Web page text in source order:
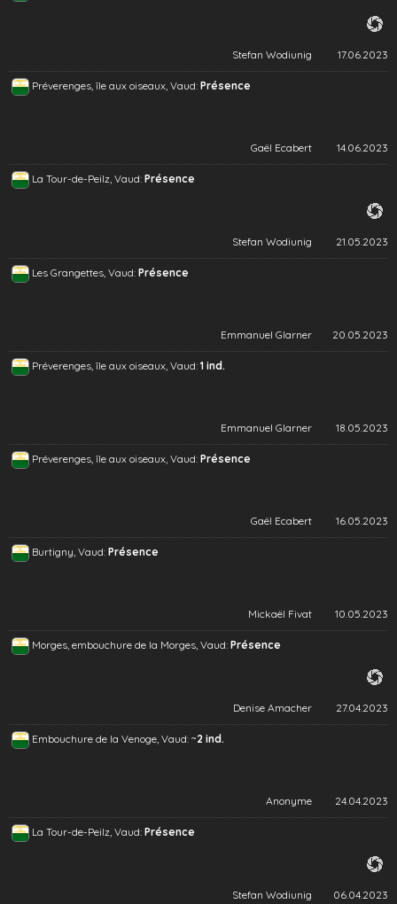
Stefan Wodiunig 17.06.2023
Préverenges, île aux oiseaux, Vaud: Présence
Gaël Ecabert 14.06.2023
La Tour-de-Peilz, Vaud: Présence
Stefan Wodiunig 21.05.2023
Les Grangettes, Vaud: Présence
Emmanuel Glarner 20.05.2023
Préverenges, île aux oiseaux, Vaud: 1 ind.
Emmanuel Glarner 18.05.2023
Préverenges, île aux oiseaux, Vaud: Présence
Gaël Ecabert 16.05.2023
Burtigny, Vaud: Présence
Mickaël Fivat 10.05.2023
Morges, embouchure de la Morges, Vaud: Présence
Denise Amacher 27.04.2023
Embouchure de la Venoge, Vaud: ~2 ind.
Anonyme 24.04.2023
La Tour-de-Peilz, Vaud: Présence
Stefan Wodiunig 06.04.2023